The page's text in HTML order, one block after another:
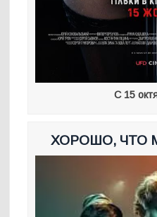
С 15
ХОРОШО, ЧТО